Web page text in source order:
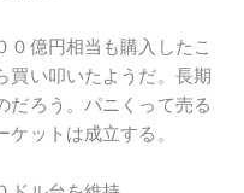
０億円相当も購入したこ
買い叩いたようだ。長期
だろう。パニくって売る
ットは成立する。